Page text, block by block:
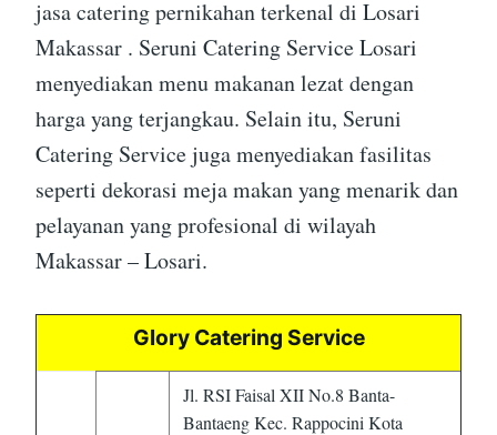
jasa catering pernikahan terkenal di Losari
Makassar . Seruni Catering Service Losari
menyediakan menu makanan lezat dengan
harga yang terjangkau. Selain itu, Seruni
Catering Service juga menyediakan fasilitas
seperti dekorasi meja makan yang menarik dan
pelayanan yang profesional di wilayah
Makassar – Losari.
Glory Catering Service
Jl. RSI Faisal XII No.8 Banta-
Bantaeng Kec. Rappocini Kota